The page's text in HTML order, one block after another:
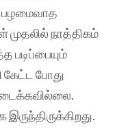
பழமைவாத
நாத்திகம்
படிப்பையும்
கேட்ட போது